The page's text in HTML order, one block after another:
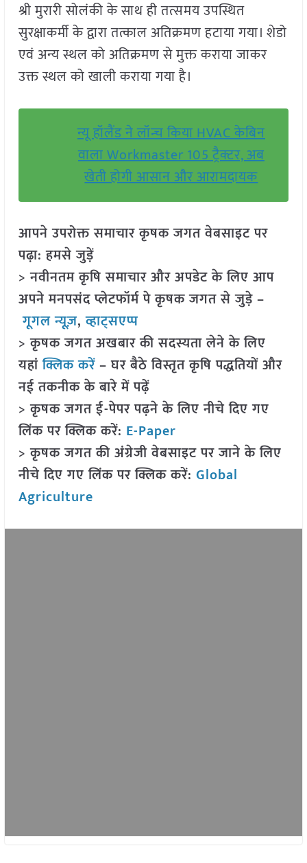
श्री मुरारी सोलंकी के साथ ही तत्समय उपस्थित
सुरक्षाकर्मी के द्वारा तत्काल अतिक्रमण हटाया गया। शेडो
एवं अन्य स्थल को अतिक्रमण से मुक्त कराया जाकर
उक्त स्थल को खाली कराया गया है।
न्यू हॉलैंड ने लॉन्च किया HVAC केबिन
वाला Workmaster 105 ट्रैक्टर, अब
खेती होगी आसान और आरामदायक
आपने उपरोक्त समाचार कृषक जगत वेबसाइट पर
पढ़ा: हमसे जुड़ें
> नवीनतम कृषि समाचार और अपडेट के लिए आप
अपने मनपसंद प्लेटफॉर्म पे कृषक जगत से जुड़े –
गूगल न्यूज़,व्हाट्सएप्प
> कृषक जगत अखबार की सदस्यता लेने के लिए
यहांक्लिक करें– घर बैठे विस्तृत कृषि पद्धतियों और
नई तकनीक के बारे में पढ़ें
> कृषक जगत ई-पेपर पढ़ने के लिए नीचे दिए गए
लिंक पर क्लिक करें: E-Paper
> कृषक जगत की अंग्रेजी वेबसाइट पर जाने के लिए
नीचे दिए गए लिंक पर क्लिक करें: Global
Agriculture